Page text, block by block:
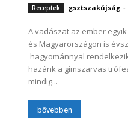
Receptek gsztszakújság -
A vadászat az ember
és Magyarországon is
hagyománnyal
hazánk a gímszarvas
mindig...
bővebben